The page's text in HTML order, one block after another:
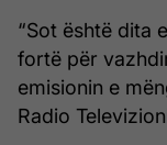
“Sot është dita
fortë për
emisionin e
Radio